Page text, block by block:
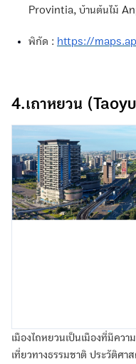
Provintia, บ้านต้นไม้
พิกัด : https://
4.เถาหยวน
เมืองไถหยวนเป็นเมืองที่มีคว
เที่ยวทางธรรมชาติ ประวัติศา